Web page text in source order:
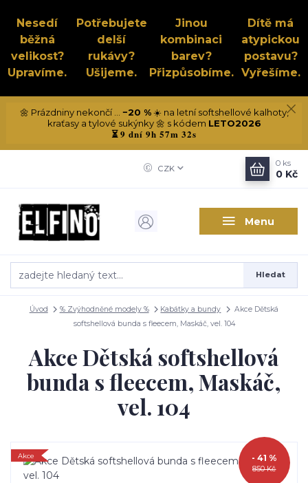
Nesedí
běžná
velikost?
Upravíme.
Potřebujete
delší
rukávy?
Ušijeme.
Jinou
kombinaci
barev?
Přizpůsobíme.
Dítě má
atypickou
postavu?
Vyřešíme.
🌼 Prázdniny nekončí ... −20 %☀️ na letní softshellové kalhoty,
kraťasy a tylové sukýnky 🌼 s kódem LETO2026
⏳9 dní 9h 57m 31s
Menu
CZK
Hledat
0 ks
0 Kč
Úvod % Zvýhodněné modely % Kabátky a bundy
Akce Dětská
softshellová bunda s fleecem, Maskáč, vel. 104
Akce Dětská softshellová
bunda s fleecem, Maskáč,
vel. 104
Akce
850 Kč
- 41 %